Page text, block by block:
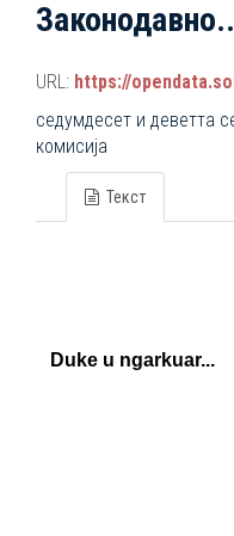
URL: https://opendata.sobranie.mk/dataset/6d8701ea-3a42-465d-
седумдесет и деветта
комисија
Текст